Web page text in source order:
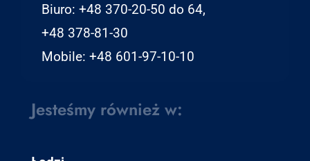
Biuro: +48 370-20-50 do 64,
+48 378-81-30
Mobile: +48 601-97-10-10
Jesteśmy również w: